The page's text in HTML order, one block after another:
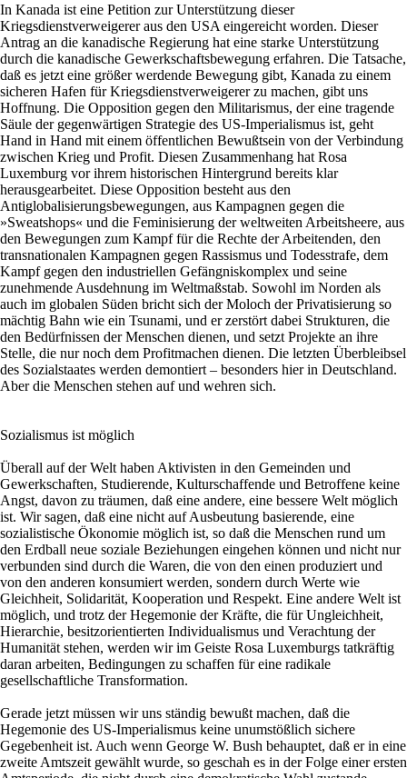
In Kanada ist eine Petition zur Unterstützung dieser
Kriegsdienstverweigerer aus den USA eingereicht worden. Dieser
Antrag an die kanadische Regierung hat eine starke Unterstützung
durch die kanadische Gewerkschaftsbewegung erfahren. Die Tatsache,
daß es jetzt eine größer werdende Bewegung gibt, Kanada zu einem
sicheren Hafen für Kriegsdienstverweigerer zu machen, gibt uns
Hoffnung. Die Opposition gegen den Militarismus, der eine tragende
Säule der gegenwärtigen Strategie des US-Imperialismus ist, geht
Hand in Hand mit einem öffentlichen Bewußtsein von der Verbindung
zwischen Krieg und Profit. Diesen Zusammenhang hat Rosa
Luxemburg vor ihrem historischen Hintergrund bereits klar
herausgearbeitet. Diese Opposition besteht aus den
Antiglobalisierungsbewegungen, aus Kampagnen gegen die
»Sweatshops« und die Feminisierung der weltweiten Arbeitsheere, aus
den Bewegungen zum Kampf für die Rechte der Arbeitenden, den
transnationalen Kampagnen gegen Rassismus und Todesstrafe, dem
Kampf gegen den industriellen Gefängniskomplex und seine
zunehmende Ausdehnung im Weltmaßstab. Sowohl im Norden als
auch im globalen Süden bricht sich der Moloch der Privatisierung so
mächtig Bahn wie ein Tsunami, und er zerstört dabei Strukturen, die
den Bedürfnissen der Menschen dienen, und setzt Projekte an ihre
Stelle, die nur noch dem Profitmachen dienen. Die letzten Überbleibsel
des Sozialstaates werden demontiert – besonders hier in Deutschland.
Aber die Menschen stehen auf und wehren sich.
Sozialismus ist möglich
Überall auf der Welt haben Aktivisten in den Gemeinden und
Gewerkschaften, Studierende, Kulturschaffende und Betroffene keine
Angst, davon zu träumen, daß eine andere, eine bessere Welt möglich
ist. Wir sagen, daß eine nicht auf Ausbeutung basierende, eine
sozialistische Ökonomie möglich ist, so daß die Menschen rund um
den Erdball neue soziale Beziehungen eingehen können und nicht nur
verbunden sind durch die Waren, die von den einen produziert und
von den anderen konsumiert werden, sondern durch Werte wie
Gleichheit, Solidarität, Kooperation und Respekt. Eine andere Welt ist
möglich, und trotz der Hegemonie der Kräfte, die für Ungleichheit,
Hierarchie, besitzorientierten Individualismus und Verachtung der
Humanität stehen, werden wir im Geiste Rosa Luxemburgs tatkräftig
daran arbeiten, Bedingungen zu schaffen für eine radikale
gesellschaftliche Transformation.
Gerade jetzt müssen wir uns ständig bewußt machen, daß die
Hegemonie des US-Imperialismus keine unumstößlich sichere
Gegebenheit ist. Auch wenn George W. Bush behauptet, daß er in eine
zweite Amtszeit gewählt wurde, so geschah es in der Folge einer ersten